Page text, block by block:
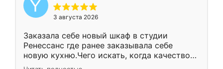
3 августа 2026
Заказала себе новый шкаф в студии
Ренессанс где ранее заказывала себе
новую кухню.Чего искать, когда качеством
вполне довольна. Служит кухня уже почти